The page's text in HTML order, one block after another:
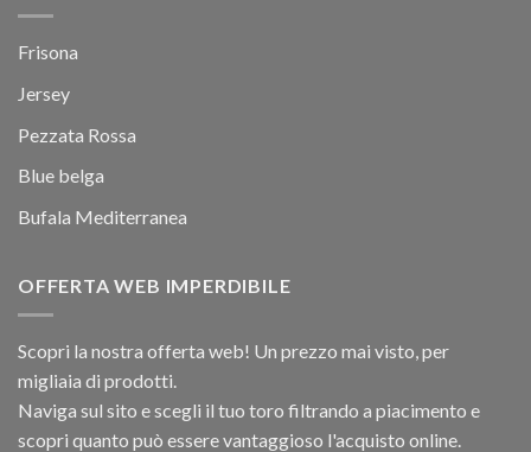
Frisona
Jersey
Pezzata Rossa
Blue belga
Bufala Mediterranea
OFFERTA WEB IMPERDIBILE
Scopri la nostra offerta web! Un prezzo mai visto, per
migliaia di prodotti.
Naviga sul sito e scegli il tuo toro filtrando a piacimento e
scopri quanto può essere vantaggioso l'acquisto online.